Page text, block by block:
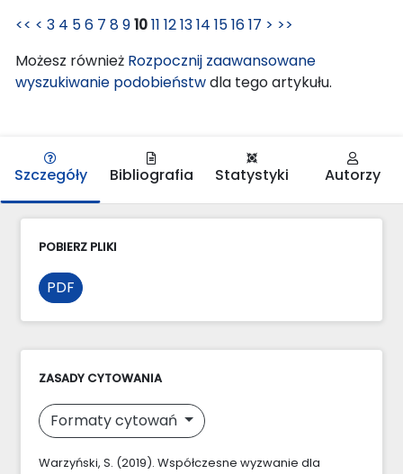
<< < 3 4 56 7 891011 121314 151617 > >>
Możesz również Rozpocznij zaawansowane
wyszukiwanie podobieństwdla tego artykułu.
Szczegóły Bibliografia Statystyki Autorzy
POBIERZ PLIKI
PDF
ZASADY CYTOWANIA
Formaty cytowań
Warzyński, S. (2019). Współczesne wyzwanie dla